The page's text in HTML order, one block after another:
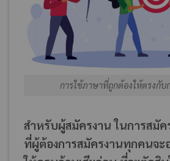
การใช้ภาษาที่ถูกต้องให้ตรงกับ
สำหรับผู้สมัครงาน ในการสมั
ที่ผู้ต้องการสมัครงานทุกคนจะ